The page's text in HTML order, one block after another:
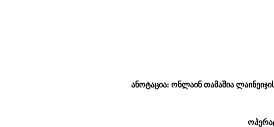
ანოტაცია: ონლაინ თამაშია